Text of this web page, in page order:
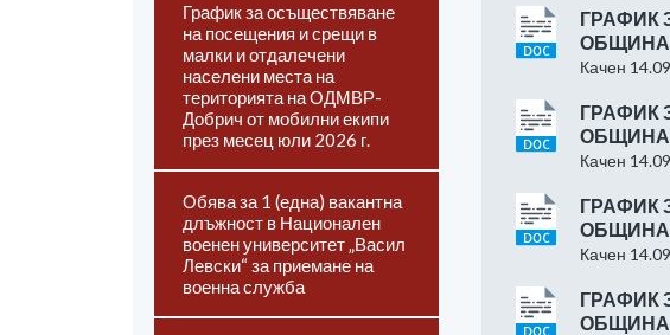
График за осъществяване
на посещения и срещи в
малки и отдалечени
населени места на
територията на ОДМВР-
Добрич от мобилни екипи
през месец юли 2026 г.
Обява за 1 (една) вакантна
длъжност в Национален
военен университет „Васил
Левски“ за приемане на
военна служба
ГРАФИК
ОБЩИНА
Качен
ГРАФИК
ОБЩИНА
Качен
ГРАФИК
ОБЩИНА
Качен
ГРАФИК
ОБЩИНА